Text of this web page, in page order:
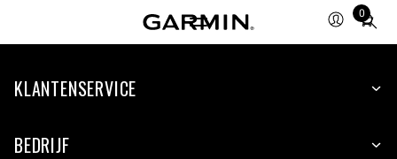
0
Total
items
cart:
KLANTENSERVICE
BEDRIJF